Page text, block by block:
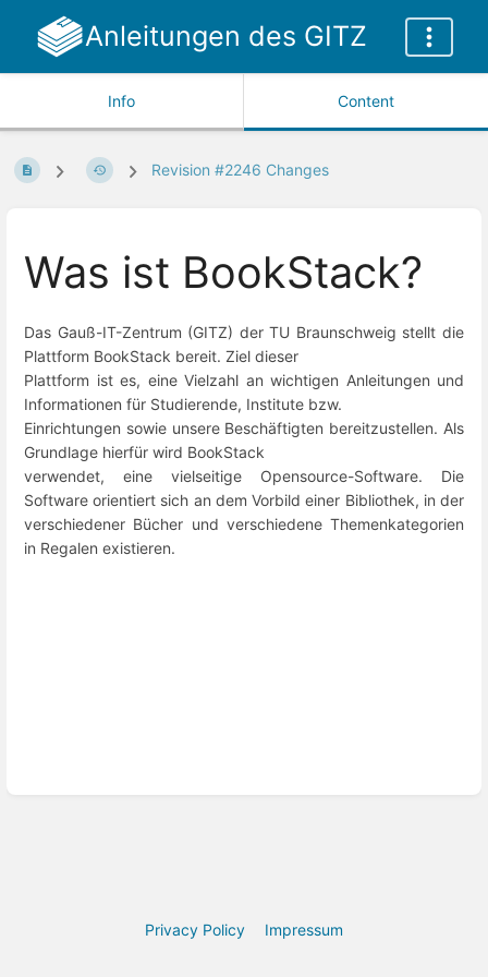
Anleitungen des GITZ
Info Content
Revision #2246 Changes
Was ist BookStack?
Das Gauß-IT-Zentrum (GITZ) der TU Braunschweig stellt die
Plattform BookStack bereit. Ziel dieser
Plattform ist es, eine Vielzahl an wichtigen Anleitungen und
Informationen für Studierende, Institute bzw.
Einrichtungen sowie unsere Beschäftigten bereitzustellen. Als
Grundlage hierfür wird BookStack
verwendet, eine vielseitige Opensource-Software. Die
Software orientiert sich an dem Vorbild einer Bibliothek, in der
verschiedener Bücher und verschiedene Themenkategorien
in Regalen existieren.
Privacy Policy Impressum